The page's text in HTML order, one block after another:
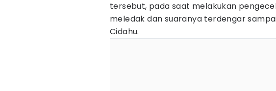
tersebut, pada saat melakukan
meledak dan suaranya terdengar
Cidahu.